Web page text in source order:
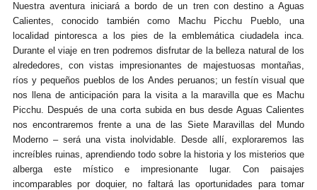
Nuestra aventura iniciará a bordo de un tren con destino a Aguas
Calientes, conocido también como Machu Picchu Pueblo, una
localidad pintoresca a los pies de la emblemática ciudadela inca.
Durante el viaje en tren podremos disfrutar de la belleza natural de los
alrededores, con vistas impresionantes de majestuosas montañas,
ríos y pequeños pueblos de los Andes peruanos; un festín visual que
nos llena de anticipación para la visita a la maravilla que es Machu
Picchu. Después de una corta subida en bus desde Aguas Calientes
nos encontraremos frente a una de las Siete Maravillas del Mundo
Moderno – será una vista inolvidable. Desde allí, exploraremos las
increíbles ruinas, aprendiendo todo sobre la historia y los misterios que
alberga este místico e impresionante lugar. Con paisajes
incomparables por doquier, no faltará las oportunidades para tomar